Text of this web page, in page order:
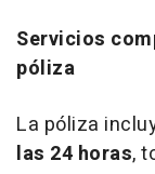
Servicios
póliza
La póliza
las 24 horas,